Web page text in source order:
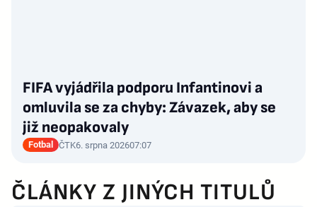
FIFA vyjádřila podporu Infantinovi a
omluvila se za chyby: Závazek, aby se
již neopakovaly
Fotbal ČTK6. srpna 202607:07
ČLÁNKY Z JINÝCH TITULŮ